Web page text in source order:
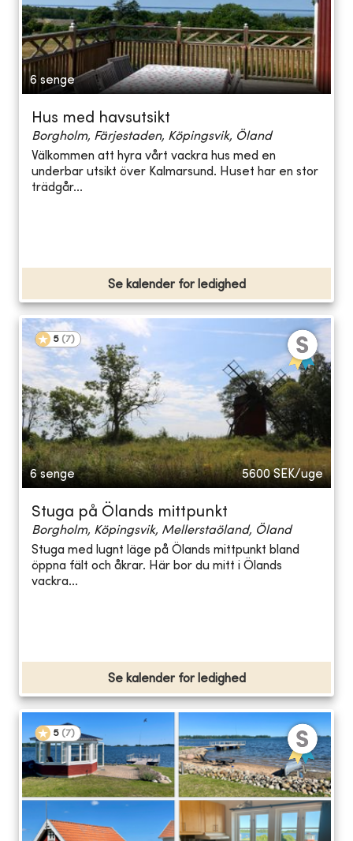
6 senge
Hus med havsutsikt
Borgholm, Färjestaden, Köpingsvik, Öland
Välkommen att hyra vårt vackra hus med en
underbar utsikt över Kalmarsund. Huset har en stor
trädgår...
Se kalender for ledighed
5 (7)
6 senge 5600 SEK/uge
Stuga på Ölands mittpunkt
Borgholm, Köpingsvik, Mellerstaöland, Öland
Stuga med lugnt läge på Ölands mittpunkt bland
öppna fält och åkrar. Här bor du mitt i Ölands
vackra...
Se kalender for ledighed
5 (7)